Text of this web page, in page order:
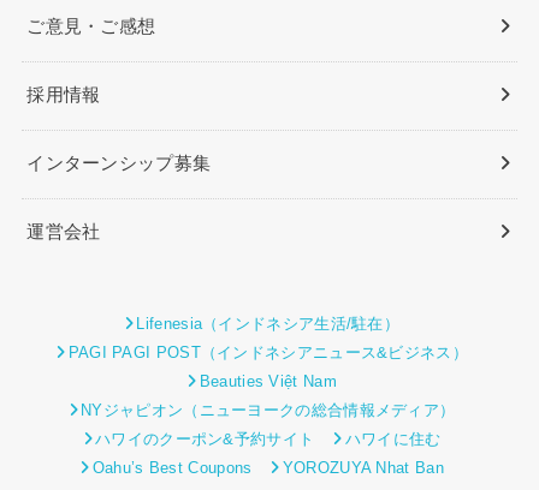
ご意見・ご感想
採用情報
インターンシップ募集
運営会社
Lifenesia（インドネシア生活/駐在）
PAGI PAGI POST（インドネシアニュース&ビジネス）
Beauties Việt Nam
NYジャピオン（ニューヨークの総合情報メディア）
ハワイのクーポン&予約サイト
ハワイに住む
Oahu’s Best Coupons
YOROZUYA Nhat Ban